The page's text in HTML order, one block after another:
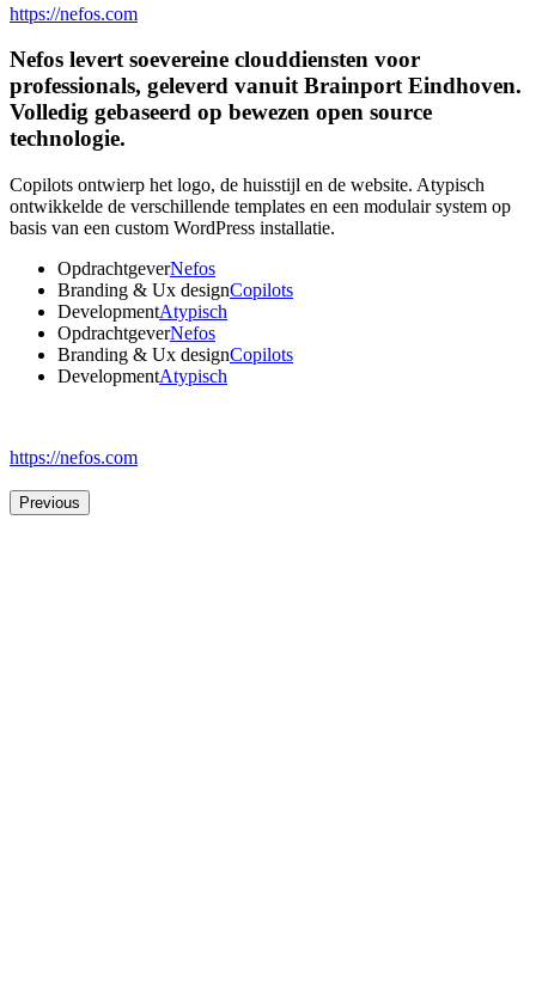
https://nefos.com
Nefos levert soevereine clouddiensten voor
professionals, geleverd vanuit Brainport Eindhoven.
Volledig gebaseerd op bewezen open source
technologie.
Copilots ontwierp het logo, de huisstijl en de website. Atypisch
ontwikkelde de verschillende templates en een modulair system op
basis van een custom WordPress installatie.
OpdrachtgeverNefos
Branding & Ux designCopilots
DevelopmentAtypisch
OpdrachtgeverNefos
Branding & Ux designCopilots
DevelopmentAtypisch
https://nefos.com
Previous